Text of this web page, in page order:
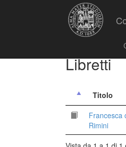
Libretti
Titolo
Francesca
Rimini